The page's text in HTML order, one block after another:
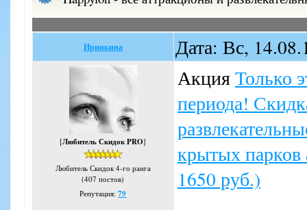
Иринкина Дата: Вс,
[Любитель Скидок PRO]
Любитель Скидок 4-го ранга
(407 постов)
Репутация:79
АкцияТолько
периода!
крытых парков
1650 руб.)